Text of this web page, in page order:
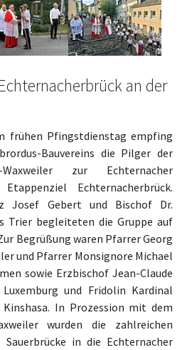
an der
frühen Pfingstdienstag empfing
Bauvereins die Pilger der
Waxweiler zur Echternacher
Echternacherbrück.
Josef Gebert und Bischof Dr.
Trier begleiteten die Gruppe auf
Begrüßung waren Pfarrer Georg
und Pfarrer Monsignore Michael
sowie Erzbischof Jean-Claude
und Fridolin Kardinal
In Prozession mit dem
wurden die zahlreichen
in die Echternacher